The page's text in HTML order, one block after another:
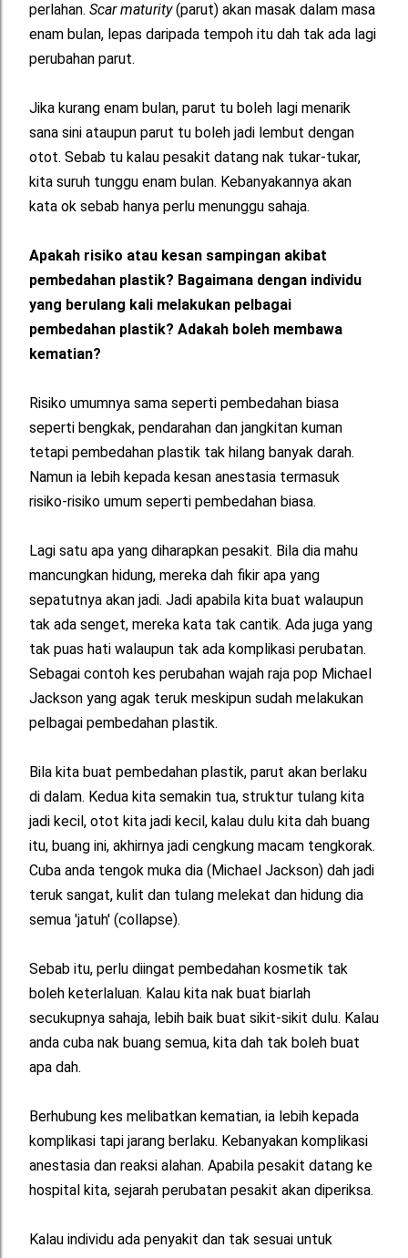
perlahan. Scar maturity(parut) akan masak dalam masa
enam bulan, lepas daripada tempoh itu dah tak ada lagi
perubahan parut.
Jika kurang enam bulan, parut tu boleh lagi menarik
sana sini ataupun parut tu boleh jadi lembut dengan
otot. Sebab tu kalau pesakit datang nak tukar-tukar,
kita suruh tunggu enam bulan. Kebanyakannya akan
kata ok sebab hanya perlu menunggu sahaja.
Apakah risiko atau kesan sampingan akibat
pembedahan plastik? Bagaimana dengan individu
yang berulang kali melakukan pelbagai
pembedahan plastik? Adakah boleh membawa
kematian?
Risiko umumnya sama seperti pembedahan biasa
seperti bengkak, pendarahan dan jangkitan kuman
tetapi pembedahan plastik tak hilang banyak darah.
Namun ia lebih kepada kesan anestasia termasuk
risiko-risiko umum seperti pembedahan biasa.
Lagi satu apa yang diharapkan pesakit. Bila dia mahu
mancungkan hidung, mereka dah fikir apa yang
sepatutnya akan jadi. Jadi apabila kita buat walaupun
tak ada senget, mereka kata tak cantik. Ada juga yang
tak puas hati walaupun tak ada komplikasi perubatan.
Sebagai contoh kes perubahan wajah raja pop Michael
Jackson yang agak teruk meskipun sudah melakukan
pelbagai pembedahan plastik.
Bila kita buat pembedahan plastik, parut akan berlaku
di dalam. Kedua kita semakin tua, struktur tulang kita
jadi kecil, otot kita jadi kecil, kalau dulu kita dah buang
itu, buang ini, akhirnya jadi cengkung macam tengkorak.
Cuba anda tengok muka dia (Michael Jackson) dah jadi
teruk sangat, kulit dan tulang melekat dan hidung dia
semua 'jatuh' (collapse).
Sebab itu, perlu diingat pembedahan kosmetik tak
boleh keterlaluan. Kalau kita nak buat biarlah
secukupnya sahaja, lebih baik buat sikit-sikit dulu. Kalau
anda cuba nak buang semua, kita dah tak boleh buat
apa dah.
Berhubung kes melibatkan kematian, ia lebih kepada
komplikasi tapi jarang berlaku. Kebanyakan komplikasi
anestasia dan reaksi alahan. Apabila pesakit datang ke
hospital kita, sejarah perubatan pesakit akan diperiksa.
Kalau individu ada penyakit dan tak sesuai untuk